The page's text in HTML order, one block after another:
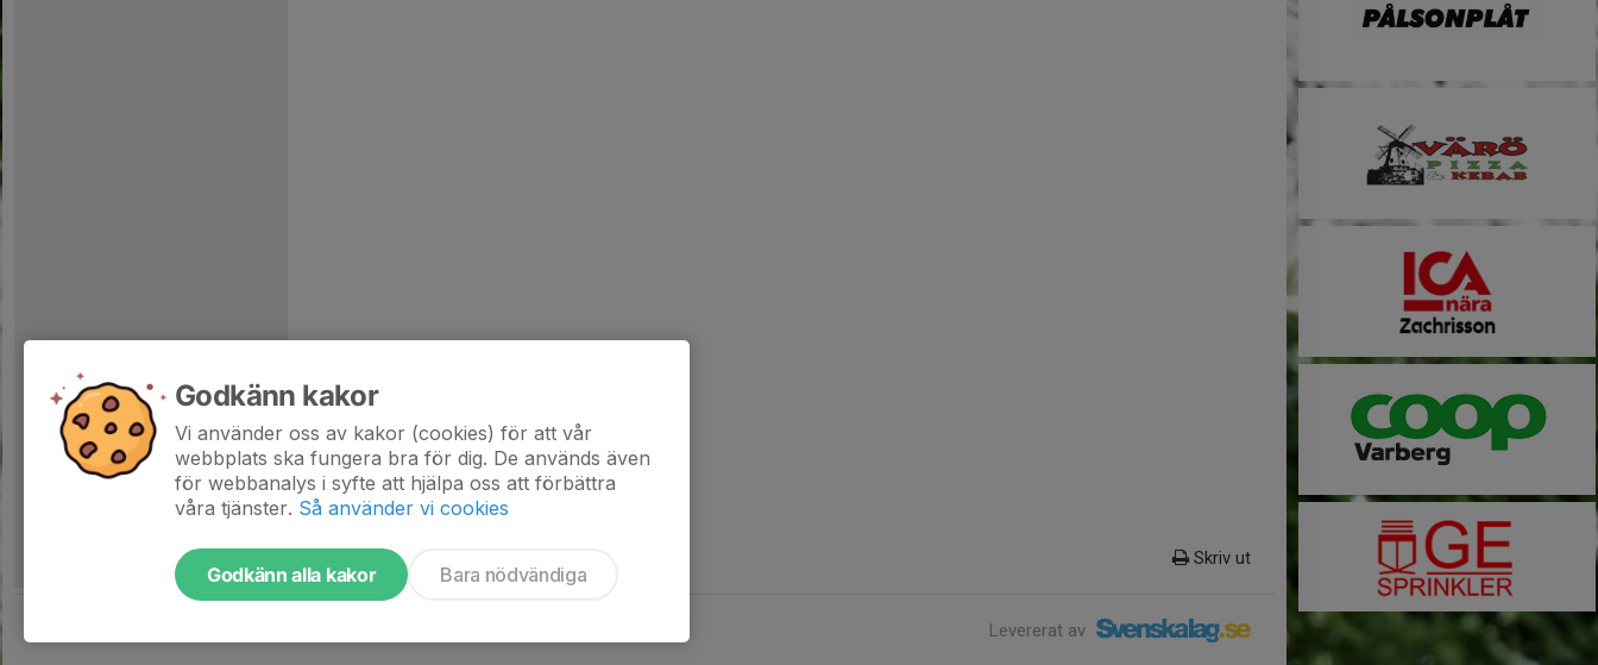
Skriv ut
Levererat av
Godkänn kakor
Vi använder oss av kakor (cookies) för att vår
webbplats ska fungera bra för dig. De används även
för webbanalys i syfte att hjälpa oss att förbättra
våra tjänster. Så använder vi cookies
Godkänn alla kakor Bara nödvändiga